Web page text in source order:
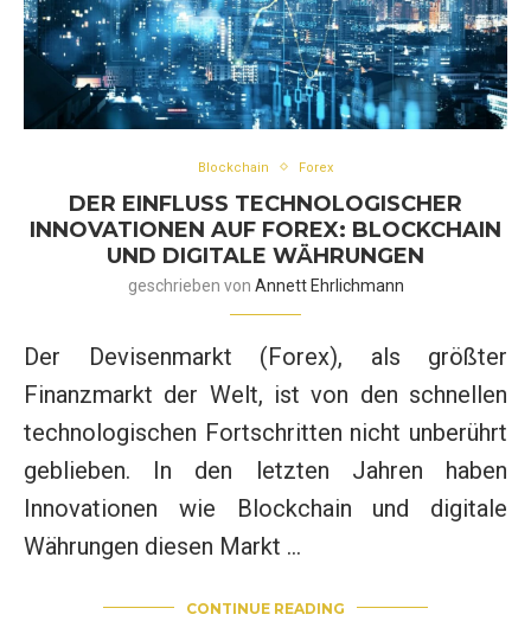
Blockchain Forex
DER EINFLUSS TECHNOLOGISCHER
INNOVATIONEN AUF FOREX: BLOCKCHAIN
UND DIGITALE WÄHRUNGEN
geschrieben von Annett Ehrlichmann
Der Devisenmarkt (Forex), als größter
Finanzmarkt der Welt, ist von den schnellen
technologischen Fortschritten nicht unberührt
geblieben. In den letzten Jahren haben
Innovationen wie Blockchain und digitale
Währungen diesen Markt …
CONTINUE READING